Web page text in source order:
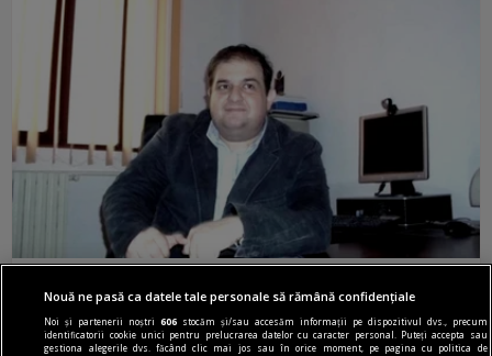
La o cafea
Cu puţină mămăliguţă caldă, le veţi înghiţi,
Nouă ne pasă ca datele tale personale să rămână confidențiale
Noi și partenerii noștri606 stocăm și/sau accesăm informații pe dispozitivul dvs., precum
identificatorii cookie unici pentru prelucrarea datelor cu caracter personal. Puteți accepta sau
gestiona alegerile dvs. făcând clic mai jos sau în orice moment, pe pagina cu politica de